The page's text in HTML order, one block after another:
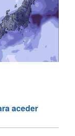
aceder